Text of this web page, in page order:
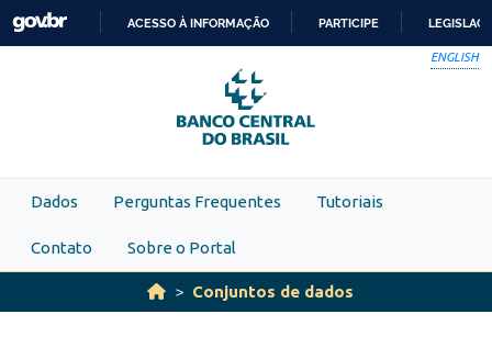
Skip to main content
PARA
O
CONTEÚDO
ACESSO À INFORMAÇÃO PARTICIPE
ENGLISH
Dados Perguntas Frequentes Tutoriais
Contato Sobre o Portal
Conjuntos de dados